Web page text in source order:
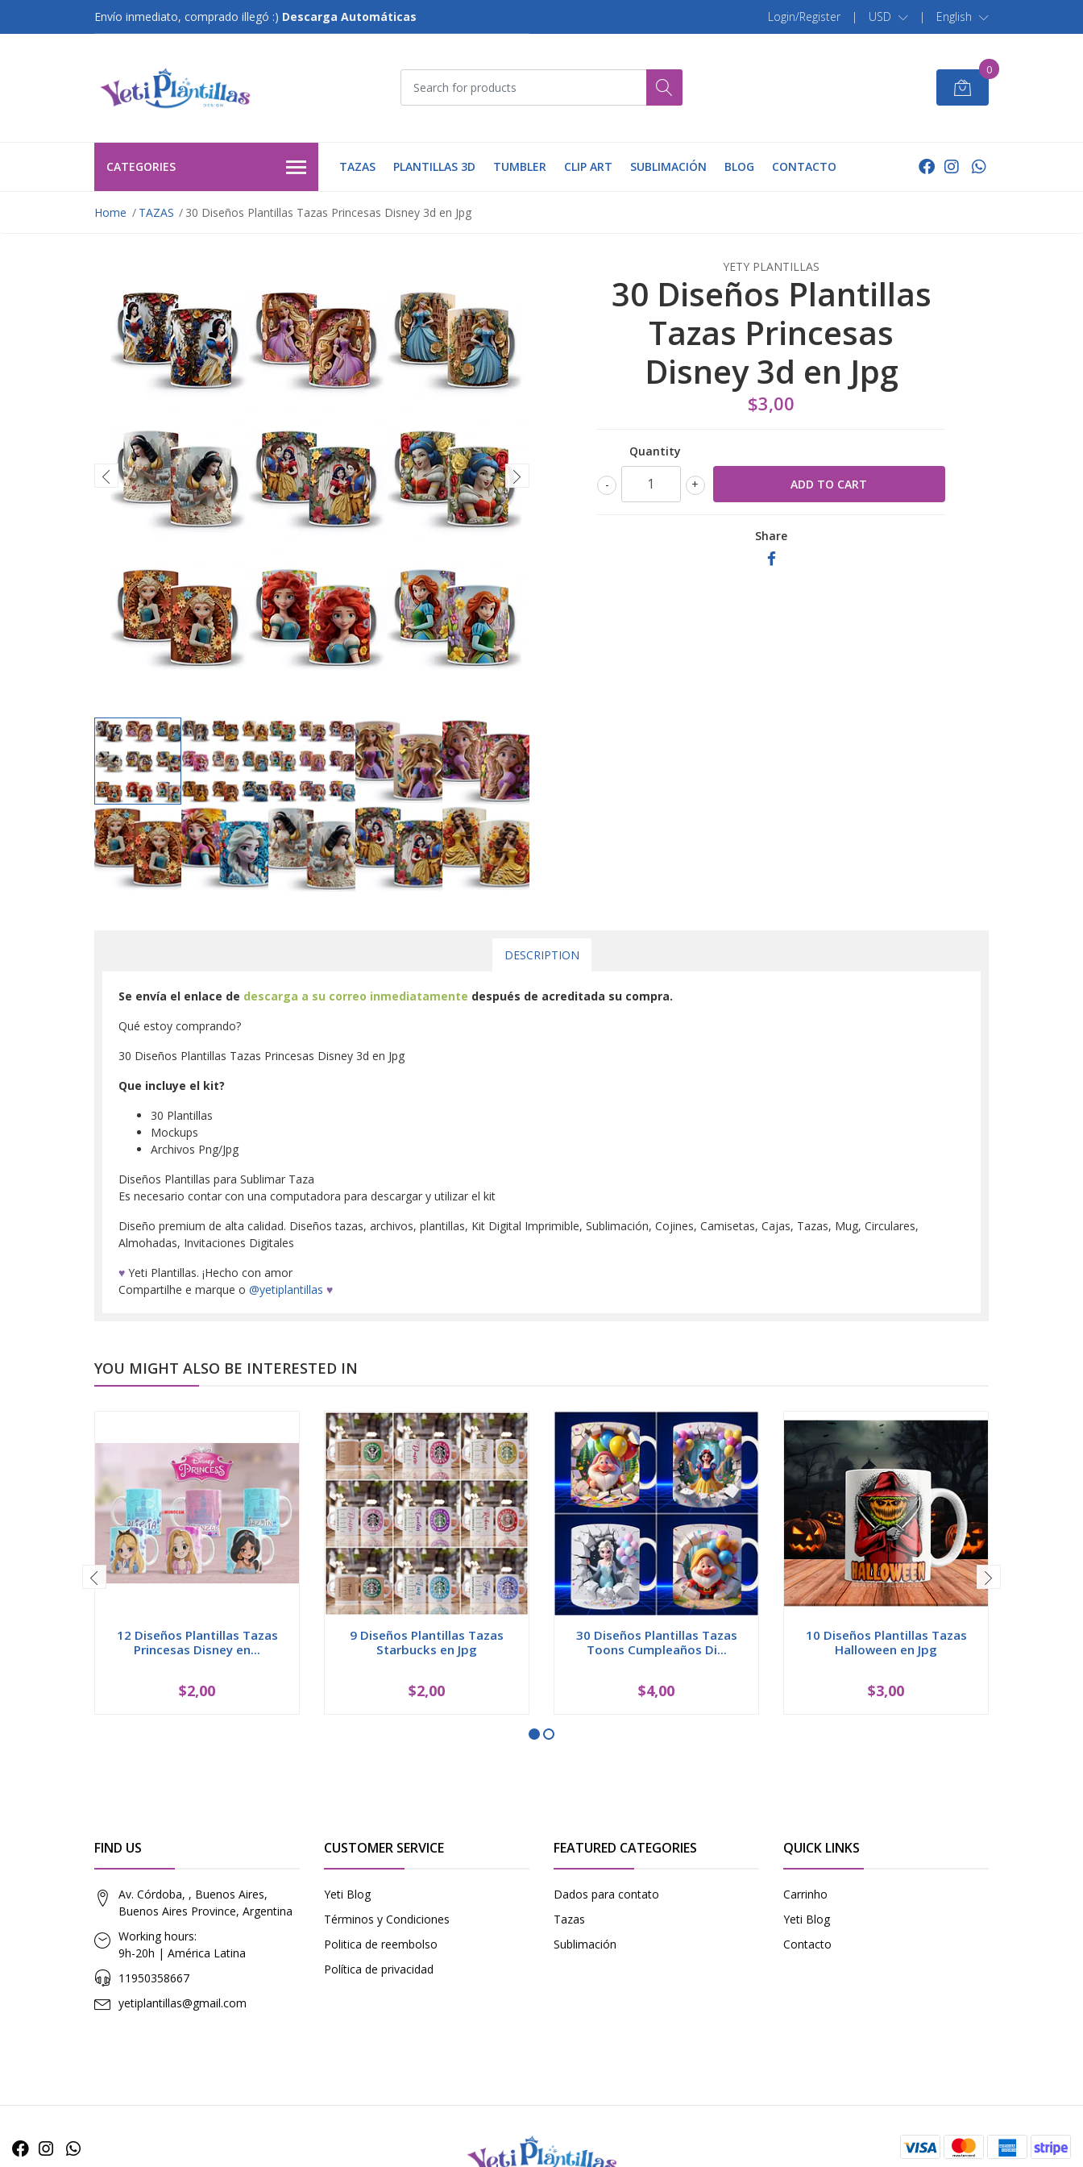
Envío inmediato, comprado illegó :) Descarga Automáticas Login/Register | USD | English
0
CATEGORIES TAZAS PLANTILLAS 3D TUMBLER CLIP ART SUBLIMACIÓN BLOG CONTACTO
Home TAZAS 30 Diseños Plantillas Tazas Princesas Disney 3d en Jpg
YETY PLANTILLAS
30 Diseños Plantillas
Tazas Princesas
Disney 3d en Jpg
$3,00
Quantity
+
-
Share
DESCRIPTION
Se envía el enlace de descarga a su correo inmediatamente después de acreditada su compra.
Qué estoy comprando?
30 Diseños Plantillas Tazas Princesas Disney 3d en Jpg
Que incluye el kit?
30 Plantillas
Mockups
Archivos Png/Jpg
Diseños Plantillas para Sublimar Taza
Es necesario contar con una computadora para descargar y utilizar el kit
Diseño premium de alta calidad. Diseños tazas, archivos, plantillas, Kit Digital Imprimible, Sublimación, Cojines, Camisetas, Cajas, Tazas, Mug, Circulares,
Almohadas, Invitaciones Digitales
♥ Yeti Plantillas. ¡Hecho con amor
Compartilhe e marque o @yetiplantillas ♥
YOU MIGHT ALSO BE INTERESTED IN
12 Diseños Plantillas Tazas
Princesas Disney en...
$2,00
9 Diseños Plantillas Tazas
Starbucks en Jpg
$2,00
30 Diseños Plantillas Tazas
Toons Cumpleaños Di...
$4,00
10 Diseños Plantillas Tazas
Halloween en Jpg
$3,00
FIND US
Av. Córdoba, , Buenos Aires,
Buenos Aires Province, Argentina
Working hours:
9h-20h | América Latina
11950358667
yetiplantillas@gmail.com
CUSTOMER SERVICE
Yeti Blog
Términos y Condiciones
Politica de reembolso
Política de privacidad
FEATURED CATEGORIES
Dados para contato
Tazas
Sublimación
QUICK LINKS
Carrinho
Yeti Blog
Contacto